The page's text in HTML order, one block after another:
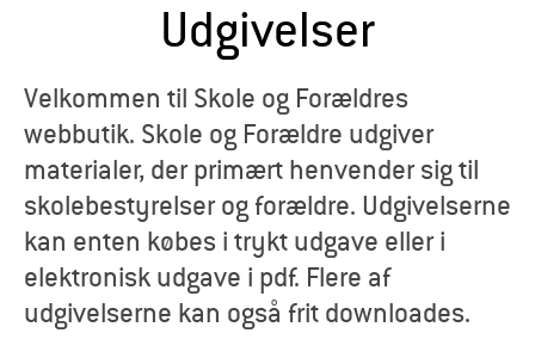
l
e
o
g
F
Udgivelser
Velkommen til Skole og Forældres
webbutik. Skole og Forældre udgiver
materialer, der primært henvender sig til
skolebestyrelser og forældre. Udgivelserne
kan enten købes i trykt udgave eller i
elektronisk udgave i pdf. Flere af
udgivelserne kan også frit downloades.